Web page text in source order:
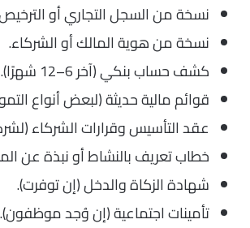
نسخة من السجل التجاري أو
نسخة من هوية المالك أو الشركاء.
كشف حساب بنكي (آخر 6–12 شهرًا).
قوائم مالية حديثة (لبعض أنواع
عقد التأسيس وقرارات الشركاء
خطاب تعريف بالنشاط أو نبذة عن
شهادة الزكاة والدخل (إن توفرت).
تأمينات اجتماعية (إن وُجد موظفون).